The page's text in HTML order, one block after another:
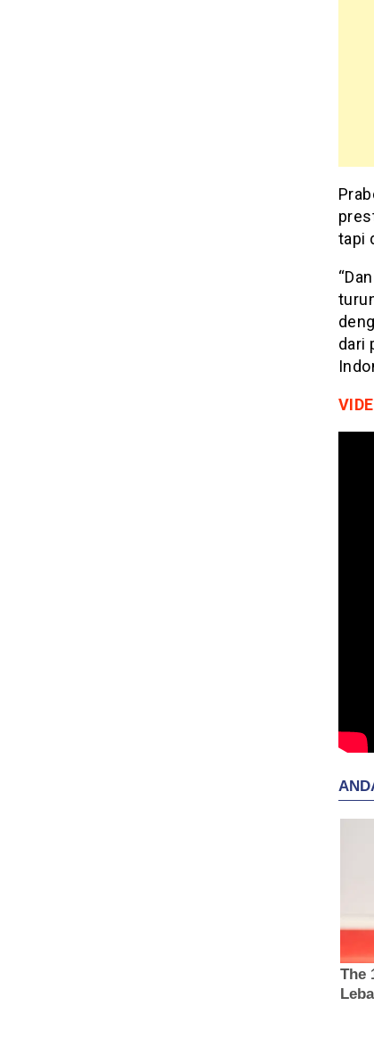
tapi
dari